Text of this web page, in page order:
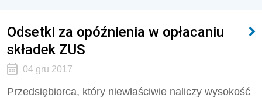
Odsetki za opóźnienia w opłacaniu
składek ZUS
04 gru 2017
Przedsiębiorca, który niewłaściwie naliczy wysokość